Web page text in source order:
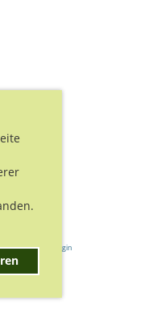
|ClubDesk Login